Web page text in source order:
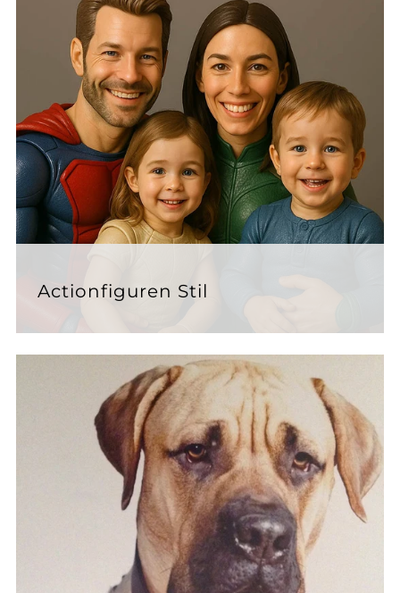
Actionfiguren Stil